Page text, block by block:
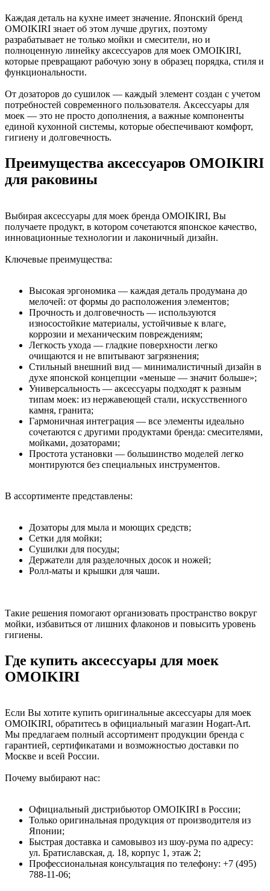
Каждая деталь на кухне имеет значение. Японский бренд
OMOIKIRI знает об этом лучше других, поэтому
разрабатывает не только мойки и смесители, но и
полноценную линейку аксессуаров для моек OMOIKIRI,
которые превращают рабочую зону в образец порядка, стиля и
функциональности.
От дозаторов до сушилок — каждый элемент создан с учетом
потребностей современного пользователя. Аксессуары для
моек — это не просто дополнения, а важные компоненты
единой кухонной системы, которые обеспечивают комфорт,
гигиену и долговечность.
Преимущества аксессуаров OMOIKIRI
для раковины
Выбирая аксессуары для моек бренда OMOIKIRI, Вы
получаете продукт, в котором сочетаются японское качество,
инновационные технологии и лаконичный дизайн.
Ключевые преимущества:
Высокая эргономика — каждая деталь продумана до
мелочей: от формы до расположения элементов;
Прочность и долговечность — используются
износостойкие материалы, устойчивые к влаге,
коррозии и механическим повреждениям;
Легкость ухода — гладкие поверхности легко
очищаются и не впитывают загрязнения;
Стильный внешний вид — минималистичный дизайн в
духе японской концепции «меньше — значит больше»;
Универсальность — аксессуары подходят к разным
типам моек: из нержавеющей стали, искусственного
камня, гранита;
Гармоничная интеграция — все элементы идеально
сочетаются с другими продуктами бренда: смесителями,
мойками, дозаторами;
Простота установки — большинство моделей легко
монтируются без специальных инструментов.
В ассортименте представлены:
Дозаторы для мыла и моющих средств;
Сетки для мойки;
Сушилки для посуды;
Держатели для разделочных досок и ножей;
Ролл-маты и крышки для чаши.
Такие решения помогают организовать пространство вокруг
мойки, избавиться от лишних флаконов и повысить уровень
гигиены.
Где купить аксессуары для моек
OMOIKIRI
Если Вы хотите купить оригинальные аксессуары для моек
OMOIKIRI, обратитесь в официальный магазин Hogart-Art.
Мы предлагаем полный ассортимент продукции бренда с
гарантией, сертификатами и возможностью доставки по
Москве и всей России.
Почему выбирают нас:
Официальный дистрибьютор OMOIKIRI в России;
Только оригинальная продукция от производителя из
Японии;
Быстрая доставка и самовывоз из шоу-рума по адресу:
ул. Братиславская, д. 18, корпус 1, этаж 2;
Профессиональная консультация по телефону: +7 (495)
788-11-06;